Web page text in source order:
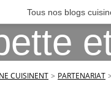
Tous nos blogs
CUISINENT > PARTENARIAT >